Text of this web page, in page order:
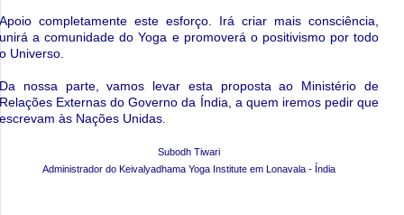
Apoio completamente este esforço. Irá criar mais consciência,
unirá a comunidade do Yoga e promoverá o positivismo por todo
o Universo.
Da nossa parte, vamos levar esta proposta ao Ministério de
Relações Externas do Governo da Índia, a quem iremos pedir que
escrevam às Nações Unidas.
Subodh Tiwari
Administrador do Keivalyadhama Yoga Institute em Lonavala - Índia